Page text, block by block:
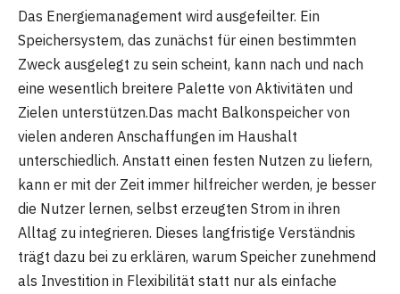
Das Energiemanagement wird ausgefeilter. Ein
Speichersystem, das zunächst für einen bestimmten
Zweck ausgelegt zu sein scheint, kann nach und nach
eine wesentlich breitere Palette von Aktivitäten und
Zielen unterstützen.Das macht Balkonspeicher von
vielen anderen Anschaffungen im Haushalt
unterschiedlich. Anstatt einen festen Nutzen zu liefern,
kann er mit der Zeit immer hilfreicher werden, je besser
die Nutzer lernen, selbst erzeugten Strom in ihren
Alltag zu integrieren. Dieses langfristige Verständnis
trägt dazu bei zu erklären, warum Speicher zunehmend
als Investition in Flexibilität statt nur als einfache